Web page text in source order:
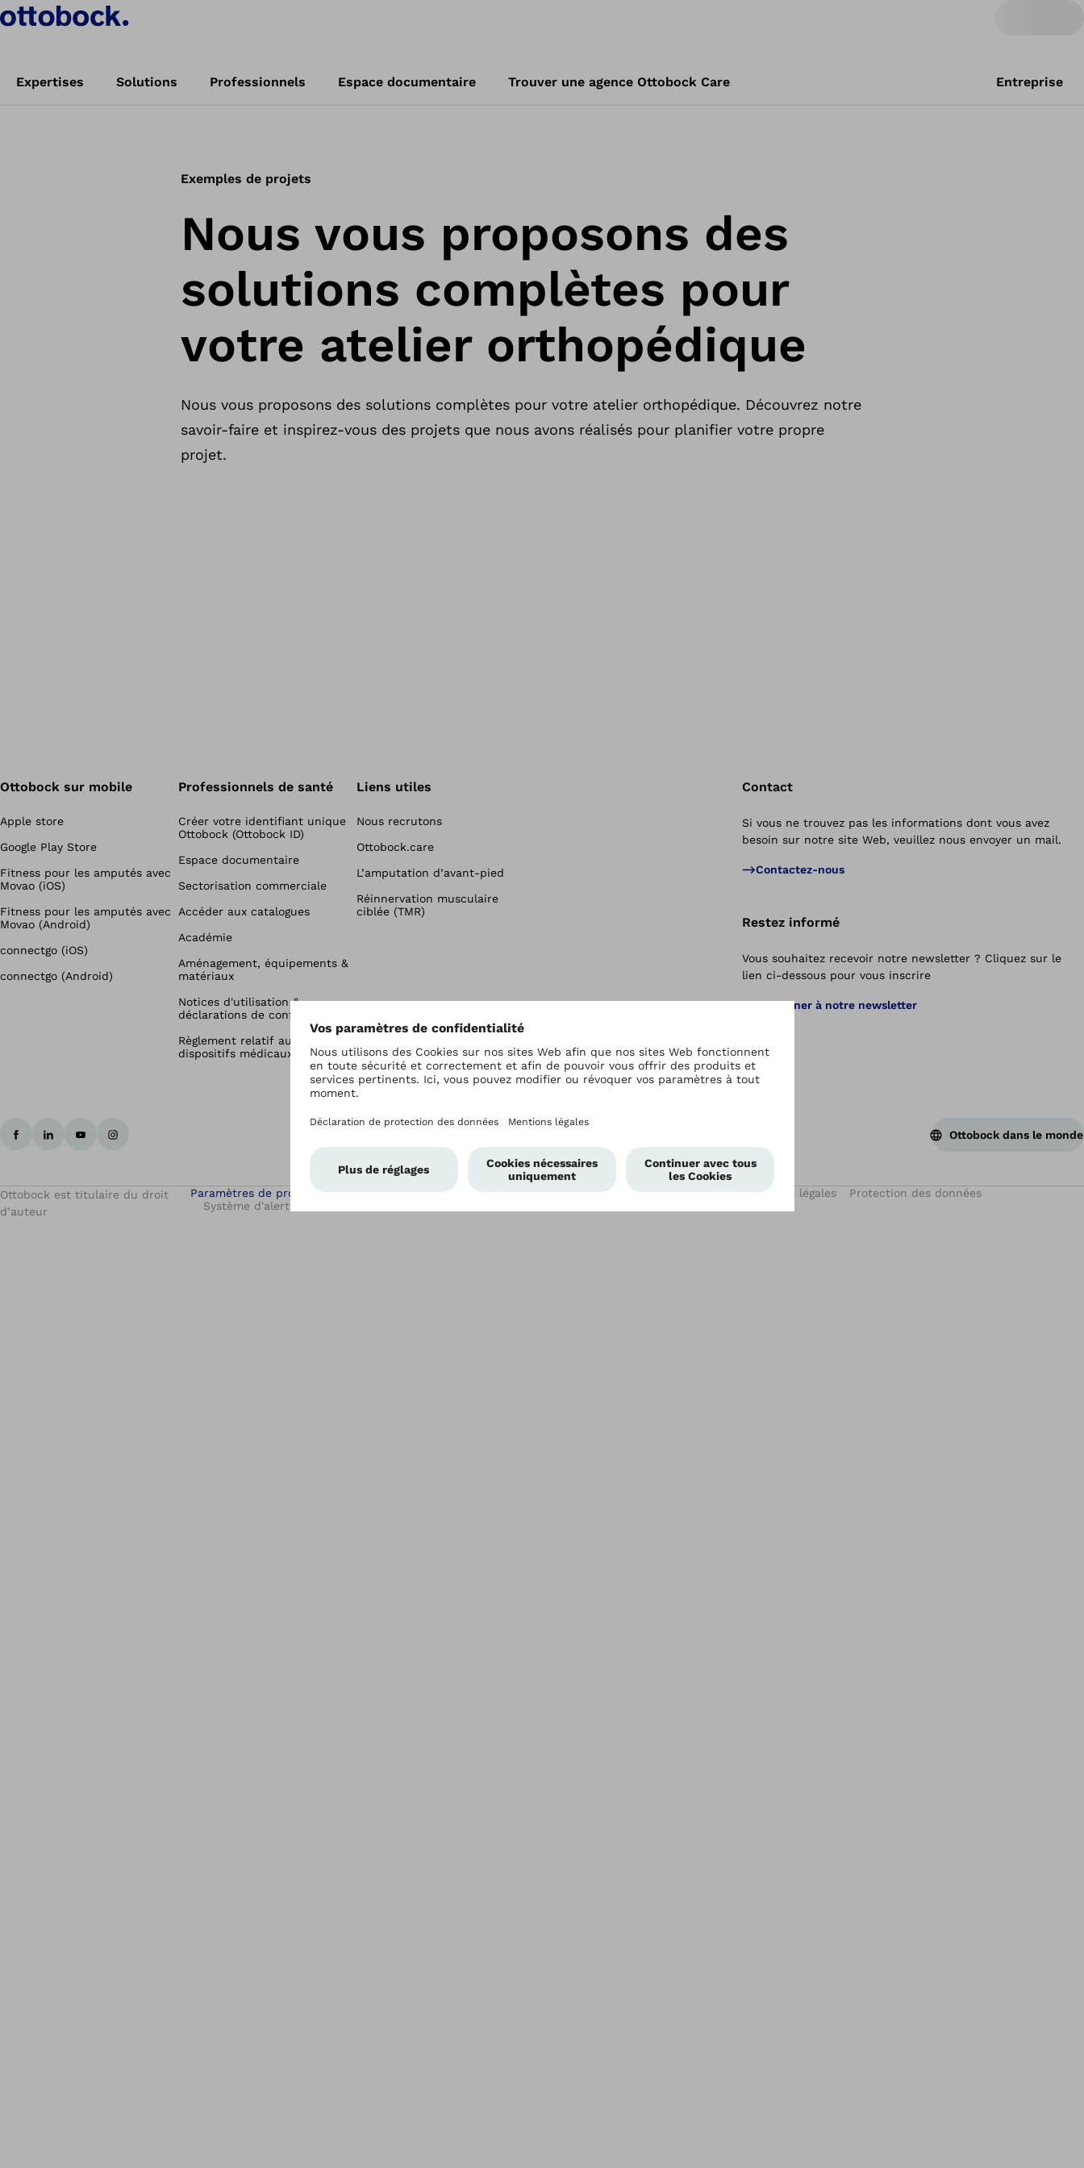
Expertises Solutions Professionnels Espace documentaire Trouver une agence Ottobock Care Entreprise
Exemples de projets
Nous vous proposons des
solutions complètes pour
votre atelier orthopédique
Nous vous proposons des solutions complètes pour votre atelier orthopédique. Découvrez notre
savoir-faire et inspirez-vous des projets que nous avons réalisés pour planifier votre propre
projet.
Ottobock sur mobile
Apple store
Google Play Store
Fitness pour les amputés avec
Movao (iOS)
Fitness pour les amputés avec
Movao (Android)
connectgo (iOS)
connectgo (Android)
Professionnels de santé
Créer votre identifiant unique
Ottobock (Ottobock ID)
Espace documentaire
Sectorisation commerciale
Accéder aux catalogues
Académie
Aménagement, équipements &
matériaux
Notices d'utilisation &
déclarations de conformité
Règlement relatif aux
dispositifs médicaux
Liens utiles
Nous recrutons
Ottobock.care
L’amputation d’avant-pied
Réinnervation musculaire
ciblée (TMR)
Contact
Si vous ne trouvez pas les informations dont vous avez
besoin sur notre site Web, veuillez nous envoyer un mail.
Contactez-nous
Restez informé
Vous souhaitez recevoir notre newsletter ? Cliquez sur le
lien ci-dessous pour vous inscrire
S’abonner à notre newsletter
Ottobock dans le monde
Ottobock est titulaire du droit
d’auteur
Paramètres de protection des données Conditions générales de vente Conditions d'utilisation Mentions légales
Protection des données
Système d'alerte